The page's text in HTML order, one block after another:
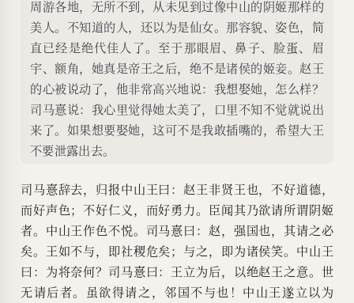
周游各地，无所不到，从未见到过像中山的阴姬那样的
美人。不知道的人，还以为是仙女。那容貌、姿色，简
直已经是绝代佳人了。至于那眼眉、鼻子、脸蛋、眉
宇、额角，她真是帝王之后，绝不是诸侯的姬妾。赵王
的心被说动了，他非常高兴地说：我想娶她，怎么样？
司马憙说：我心里觉得她太美了，口里不知不觉就说出
来了。如果想要娶她，这可不是我敢插嘴的，希望大王
不要泄露出去。
司马憙辞去，归报中山王曰：赵王非贤王也，不好道德，
而好声色；不好仁义，而好勇力。臣闻其乃欲请所谓阴姬
者。中山王作色不悦。司马憙曰：赵，强国也，其请之必
矣。王如不与，即社稷危矣；与之，即为诸侯笑。中山王
曰：为将奈何？司马憙曰：王立为后，以绝赵王之意。世
无请后者。虽欲得请之，邻国不与也！中山王遂立以为